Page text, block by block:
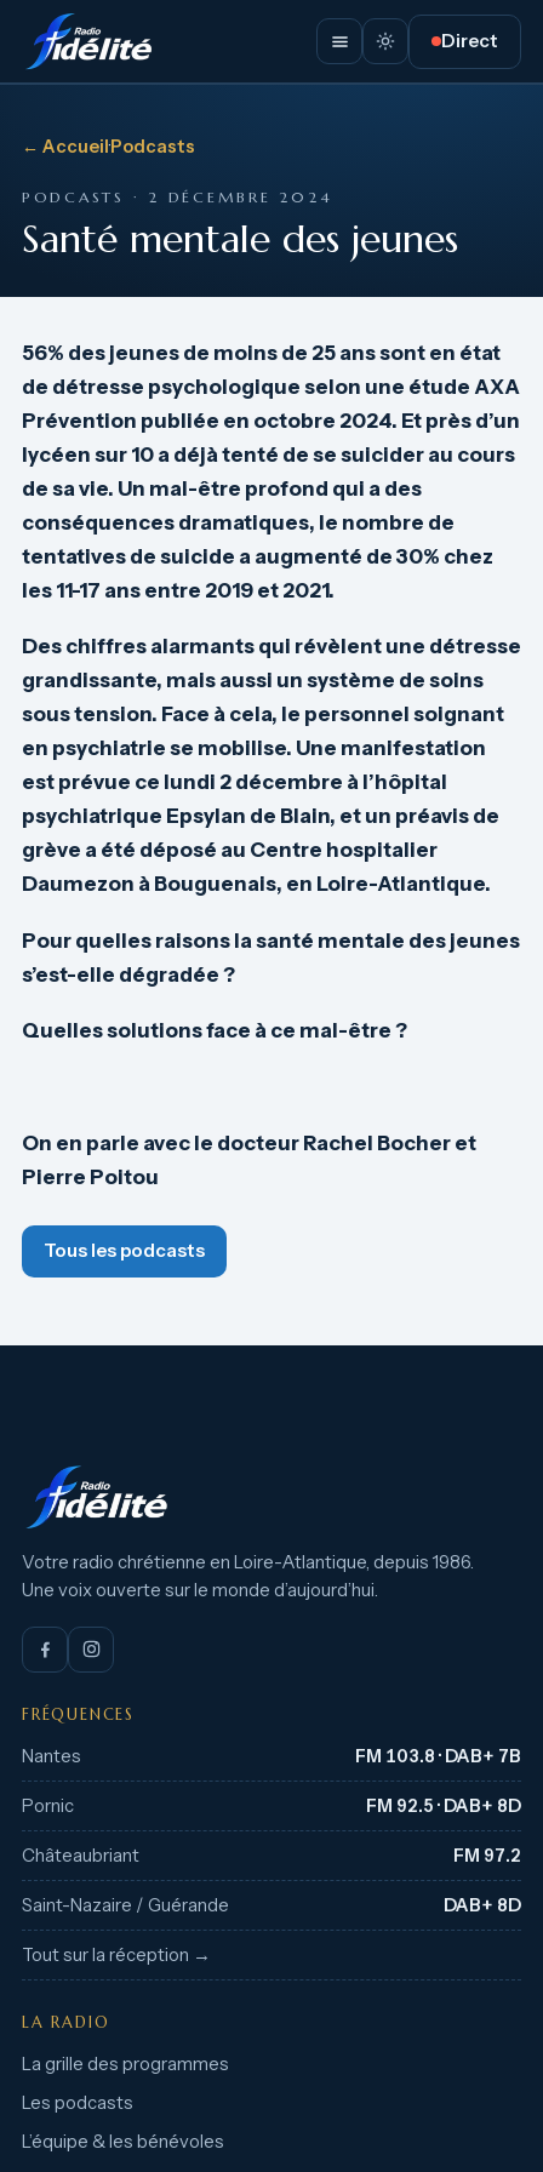
Direct
← Accueil·Podcasts
PODCASTS · 2 DÉCEMBRE 2024
Santé mentale des jeunes
56% des jeunes de moins de 25 ans sont en état
de détresse psychologique selon une étude AXA
Prévention publiée en octobre 2024. Et près d’un
lycéen sur 10 a déjà tenté de se suicider au cours
de sa vie. Un mal-être profond qui a des
conséquences dramatiques, le nombre de
tentatives de suicide a augmenté de 30% chez
les 11-17 ans entre 2019 et 2021.
Des chiffres alarmants qui révèlent une détresse
grandissante, mais aussi un système de soins
sous tension. Face à cela, le personnel soignant
en psychiatrie se mobilise. Une manifestation
est prévue ce lundi 2 décembre à l’hôpital
psychiatrique Epsylan de Blain, et un préavis de
grève a été déposé au Centre hospitalier
Daumezon à Bouguenais, en Loire-Atlantique.
Pour quelles raisons la santé mentale des jeunes
s’est-elle dégradée ?
Quelles solutions face à ce mal-être ?
On en parle avec le docteur Rachel Bocher et
Pierre Poitou
Tous les podcasts
Votre radio chrétienne en Loire-Atlantique, depuis 1986.
Une voix ouverte sur le monde d’aujourd’hui.
FRÉQUENCES
Nantes FM 103.8 · DAB+ 7B
Pornic FM 92.5 · DAB+ 8D
Châteaubriant FM 97.2
Saint-Nazaire / Guérande DAB+ 8D
Tout sur la réception →
LA RADIO
La grille des programmes
Les podcasts
L’équipe & les bénévoles